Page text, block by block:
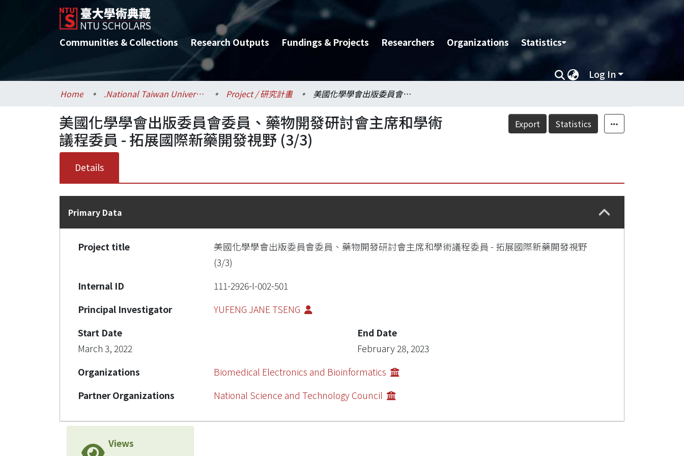
Communities & Collections Research Outputs Fundings & Projects Researchers Organizations Statistics
Log In
Home .National Taiwan University / 國立臺灣大學 Project / 研究計畫 美國化學學會出版委員會委員、藥物開發研討會主席和學術議程委員 - 拓展國際新藥開發視野 (3/3)
Export Statistics
美國化學學會出版委員會委員、藥物開發研討會主席和學術
議程委員 - 拓展國際新藥開發視野 (3/3)
Details
Primary Data
Project title
美國化學學會出版委員會委員、藥物開發研討會主席和學術議程委員 - 拓展國際新藥開發視野
(3/3)
Internal ID
111-2926-I-002-501
Principal Investigator
YUFENG JANE TSENG
Start Date
March 3, 2022
End Date
February 28, 2023
Organizations
Biomedical Electronics and Bioinformatics
Partner Organizations
National Science and Technology Council
Views